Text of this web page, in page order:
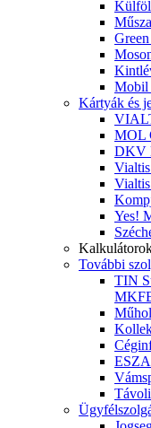
Mobil
Kártyák és
MOL
DKV
Vialtis
Yes!
További
TIN